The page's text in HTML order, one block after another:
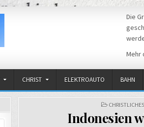
Die
Mehr
CHRIST ELEKTROAUTO BAHN
POSTED
CHRISTLICHES
Indonesien